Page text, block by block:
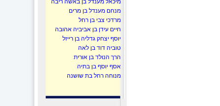
מיכאל מענדל בן באשה ריבה
מנחם מענדל בן מרים
מרדכי צבי בן רחל
חיים עידן בן אביביה אהובה
יוסף יצחק גדליה בן רייזל
טוביה דוד בן לאה
הרך הנולד בן אורית
אסף יוסף בן בתיה
מנוחה רחל בת שושנה